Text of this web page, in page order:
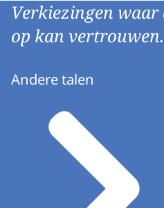
Verkiezingen waar
op kan vertrouwen.
Andere talen